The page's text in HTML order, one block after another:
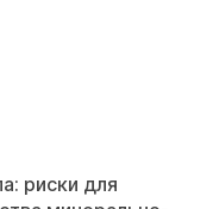
риски для